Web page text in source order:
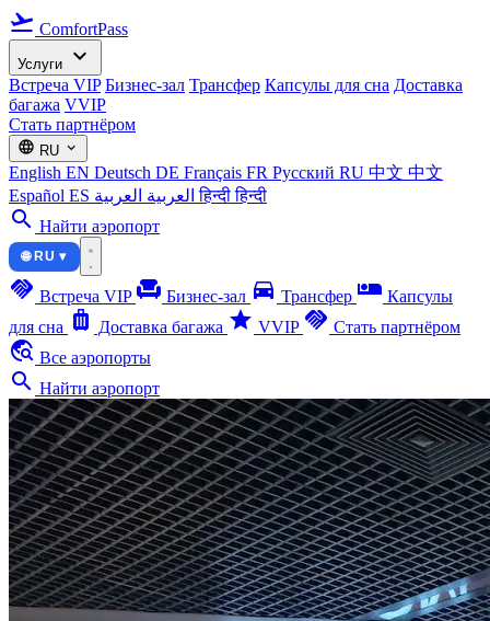
flight_takeoff ComfortPass
Услуги expand_more
Встреча VIP Бизнес-зал Трансфер Капсулы для сна Доставка
багажа VVIP
Стать партнёром
language RU expand_more
English EN Deutsch DE Français FR Русский RU 中文 中文
Español ES العربية العربية हिन्दीहिन्दी
search Найти аэропорт
🌐 RU ▾
handshake Встреча VIP chair Бизнес-зал directions_car Трансфер airline_seat_individual_suite Капсулы
для сна luggage Доставка багажа star VVIP handshake Стать партнёром
travel_explore Все аэропорты
search Найти аэропорт